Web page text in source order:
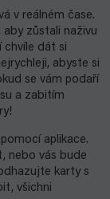
v reálném čase.
aby zůstali naživu
chvíle dát si
abyste si
se vám podaří
a zabitím
aplikace.
nebo vás bude
karty s
všichni